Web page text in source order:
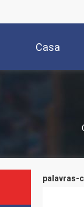
Casa
palavras-